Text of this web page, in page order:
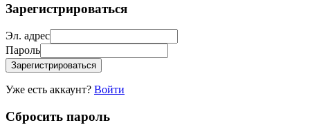
Зарегистрироваться
Эл. адрес
Пароль
Зарегистрироваться
Уже есть аккаунт? Войти
Сбросить пароль